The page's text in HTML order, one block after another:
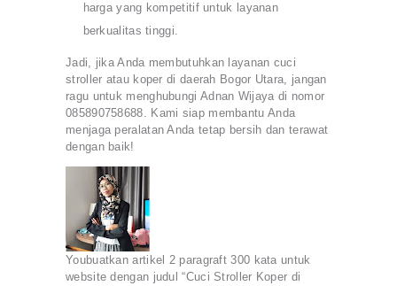
harga yang kompetitif untuk layanan
berkualitas tinggi.
Jadi, jika Anda membutuhkan layanan cuci
stroller atau koper di daerah Bogor Utara, jangan
ragu untuk menghubungi Adnan Wijaya di nomor
085890758688. Kami siap membantu Anda
menjaga peralatan Anda tetap bersih dan terawat
dengan baik!
Youbuatkan artikel 2 paragraft 300 kata untuk
website dengan judul “Cuci Stroller Koper di